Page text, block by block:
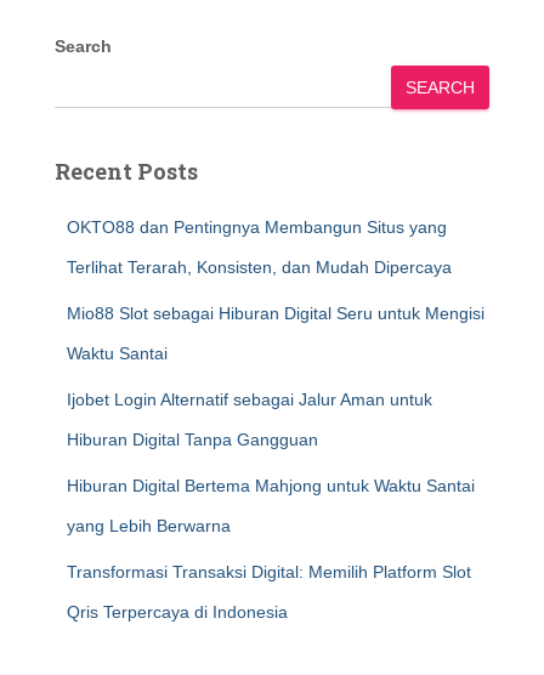
Search
SEARCH
Recent Posts
OKTO88 dan Pentingnya Membangun Situs yang
Terlihat Terarah, Konsisten, dan Mudah Dipercaya
Mio88 Slot sebagai Hiburan Digital Seru untuk Mengisi
Waktu Santai
Ijobet Login Alternatif sebagai Jalur Aman untuk
Hiburan Digital Tanpa Gangguan
Hiburan Digital Bertema Mahjong untuk Waktu Santai
yang Lebih Berwarna
Transformasi Transaksi Digital: Memilih Platform Slot
Qris Terpercaya di Indonesia